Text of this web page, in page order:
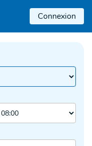
Connexion